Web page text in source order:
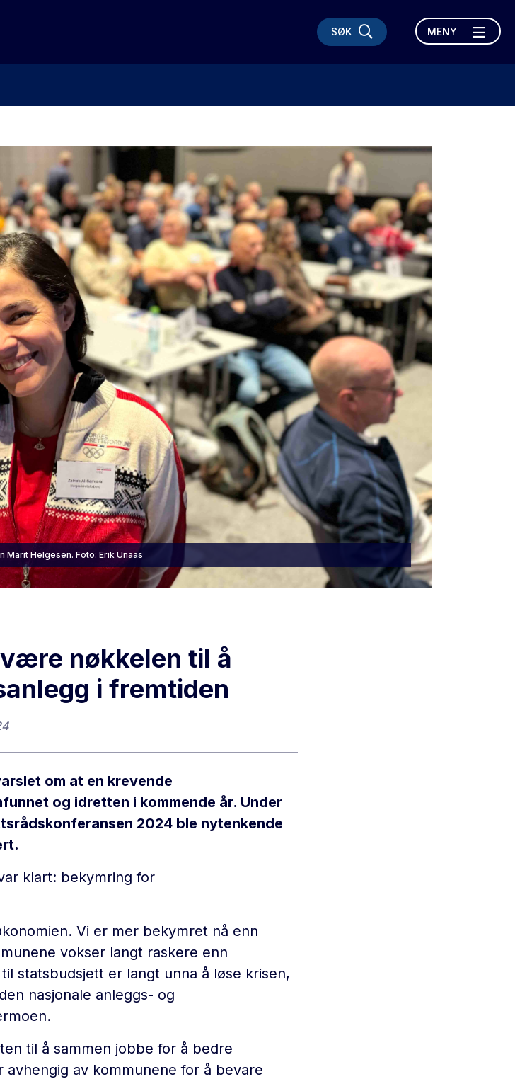
SØK MENY
Helgesen. Foto: Erik Unaas
nøkkelen til å
i fremtiden
om at en krevende
og idretten i kommende år. Under
2024 ble nytenkende
klart: bekymring for
Vi er mer bekymret nå enn
vokser langt raskere enn
statsbudsjett er langt unna å løse krisen,
nasjonale anleggs- og
til å sammen jobbe for å bedre
av kommunene for å bevare